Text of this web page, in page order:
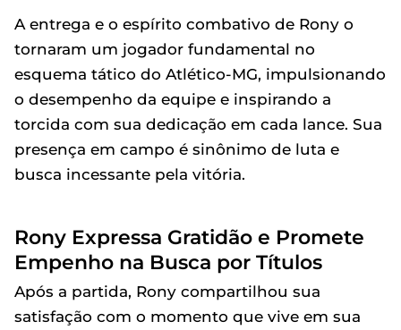
A entrega e o espírito combativo de Rony o
tornaram um jogador fundamental no
esquema tático do Atlético-MG, impulsionando
o desempenho da equipe e inspirando a
torcida com sua dedicação em cada lance. Sua
presença em campo é sinônimo de luta e
busca incessante pela vitória.
Rony Expressa Gratidão e Promete
Empenho na Busca por Títulos
Após a partida, Rony compartilhou sua
satisfação com o momento que vive em sua